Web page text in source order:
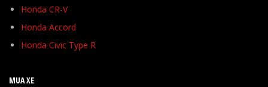
Honda CR-V
Honda Accord
Honda Civic Type R
MUA XE